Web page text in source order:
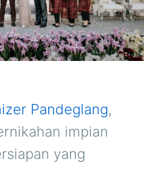
Pandeglang,
impian
yang